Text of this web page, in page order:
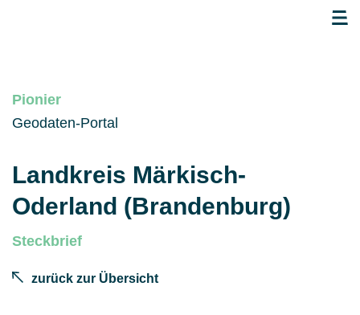
Pionier
Geodaten-Portal
Landkreis Märkisch-
Oderland (Brandenburg)
Steckbrief
zurück zur Übersicht